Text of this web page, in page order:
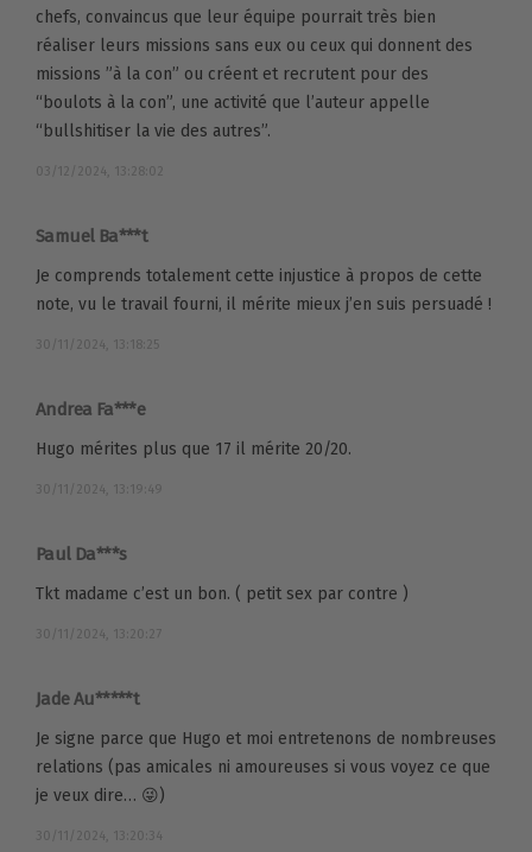
chefs, convaincus que leur équipe pourrait très bien
réaliser leurs missions sans eux ou ceux qui donnent des
missions ”à la con” ou créent et recrutent pour des
“boulots à la con”, une activité que l’auteur appelle
“bullshitiser la vie des autres”.
03/12/2024, 13:28:02
Samuel Ba***t
Je comprends totalement cette injustice à propos de cette
note, vu le travail fourni, il mérite mieux j’en suis persuadé !
30/11/2024, 13:18:25
Andrea Fa***e
Hugo mérites plus que 17 il mérite 20/20.
30/11/2024, 13:19:49
Paul Da***s
Tkt madame c’est un bon. ( petit sex par contre )
30/11/2024, 13:20:27
Jade Au*****t
Je signe parce que Hugo et moi entretenons de nombreuses
relations (pas amicales ni amoureuses si vous voyez ce que
je veux dire… 😜)
30/11/2024, 13:20:34